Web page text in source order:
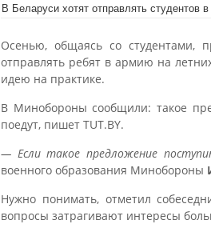
В Беларуси хотят отправлять студентов
Осенью, общаясь со студентами,
отправлять ребят в армию на
идею на практике.
В Минобороны сообщили: такое
поедут, пишет TUT.BY.
— Если такое предложение
военного образования Минобороны
Нужно понимать, отметил
вопросы затрагивают интересы